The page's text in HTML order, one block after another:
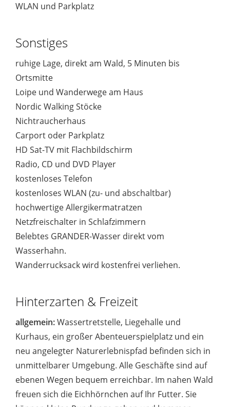
WLAN und Parkplatz
Sonstiges
ruhige Lage, direkt am Wald, 5 Minuten bis
Ortsmitte
Loipe und Wanderwege am Haus
Nordic Walking Stöcke
Nichtraucherhaus
Carport oder Parkplatz
HD Sat-TV mit Flachbildschirm
Radio, CD und DVD Player
kostenloses Telefon
kostenloses WLAN (zu- und abschaltbar)
hochwertige Allergikermatratzen
Netzfreischalter in Schlafzimmern
Belebtes GRANDER-Wasser direkt vom
Wasserhahn.
Wanderrucksack wird kostenfrei verliehen.
Hinterzarten & Freizeit
allgemein:Wassertretstelle, Liegehalle und
Kurhaus, ein großer Abenteuerspielplatz und ein
neu angelegter Naturerlebnispfad befinden sich in
unmittelbarer Umgebung. Alle Geschäfte sind auf
ebenen Wegen bequem erreichbar. Im nahen Wald
freuen sich die Eichhörnchen auf Ihr Futter. Sie